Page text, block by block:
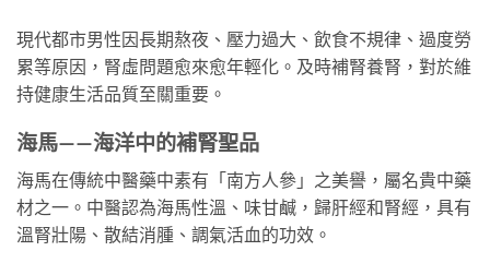
現代都市男性因長期熬夜、壓力過大、飲食不規律、過度勞
累等原因，腎虛問題愈來愈年輕化。及時補腎養腎，對於維
持健康生活品質至關重要。
海馬——海洋中的補腎聖品
海馬在傳統中醫藥中素有「南方人參」之美譽，屬名貴中藥
材之一。中醫認為海馬性溫、味甘鹹，歸肝經和腎經，具有
溫腎壯陽、散結消腫、調氣活血的功效。